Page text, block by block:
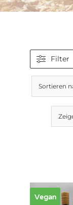
Filter
Sortieren
Vegan